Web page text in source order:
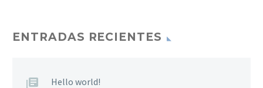
nibh vulputate cursus a
sit amet mauris. Morbi
ENTRADAS RECIENTES
Hello world!